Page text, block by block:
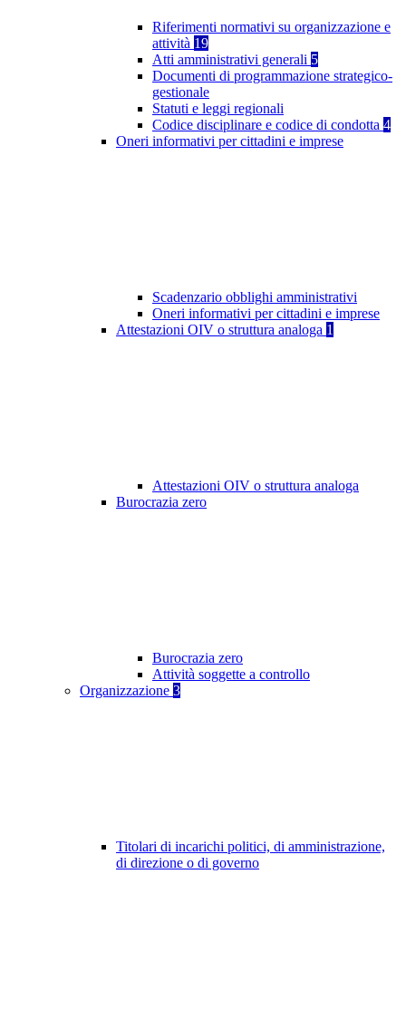
Riferimenti normativi su organizzazione e
attività 19
Atti amministrativi generali 5
Documenti di programmazione strategico-
gestionale
Statuti e leggi regionali
Codice disciplinare e codice di condotta 4
Oneri informativi per cittadini e imprese
Scadenzario obblighi amministrativi
Oneri informativi per cittadini e imprese
Attestazioni OIV o struttura analoga 1
Attestazioni OIV o struttura analoga
Burocrazia zero
Burocrazia zero
Attività soggette a controllo
Organizzazione 3
Titolari di incarichi politici, di amministrazione,
di direzione o di governo